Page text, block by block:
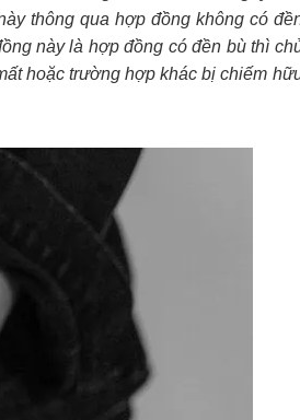
thông qua hợp đồng không có
này là hợp đồng có đền bù thì
hoặc trường hợp khác bị chiếm